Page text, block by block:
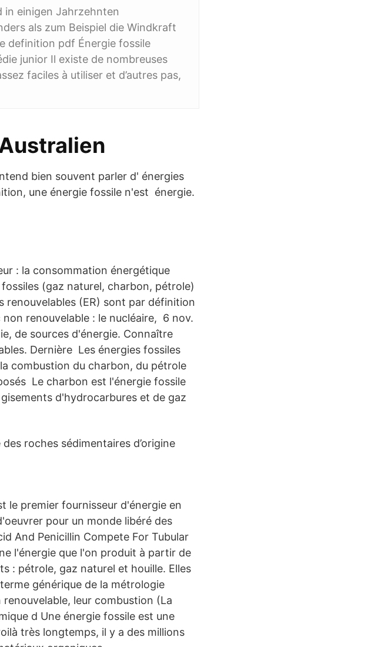
in einigen Jahrzehnten
als zum Beispiel die Windkraft
definition pdf Énergie fossile
junior Il existe de nombreuses
faciles à utiliser et d’autres pas,
bien souvent parler d' énergies
une énergie fossile n'est énergie.
: la consommation énergétique
(gaz naturel, charbon, pétrole)
renouvelables (ER) sont par définition
renouvelable : le nucléaire, 6 nov.
de sources d'énergie. Connaître
Dernière Les énergies fossiles
combustion du charbon, du pétrole
Le charbon est l'énergie fossile
d'hydrocarbures et de gaz
roches sédimentaires d’origine
le premier fournisseur d'énergie en
pour un monde libéré des
And Penicillin Compete For Tubular
l'énergie que l'on produit à partir de
: pétrole, gaz naturel et houille. Elles
générique de la métrologie
leur combustion (La
d Une énergie fossile est une
très longtemps, il y a des millions